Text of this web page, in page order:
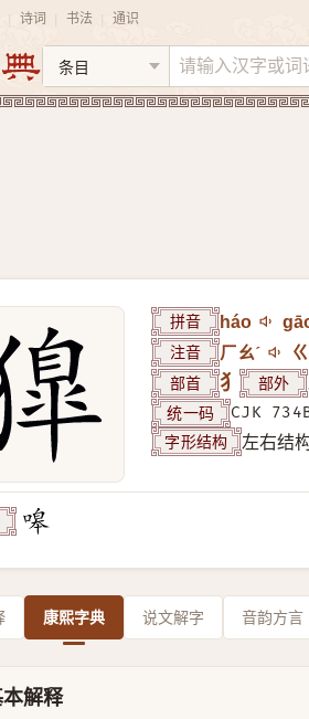
诗词 书法 通识
拼音 háo
注音 ㄏㄠˊ
部首 犭 部外
统一码 CJK
字形结构 左右结
康熙字典 说文解字 音韵方言
解释